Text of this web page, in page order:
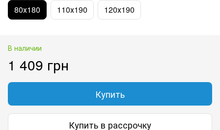
80х180 110х190 120х190
В наличии
1 409 грн
Купить
Купить в рассрочку